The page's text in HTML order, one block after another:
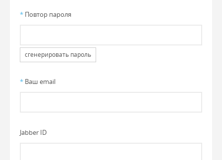
* Повтор пароля
сгенерировать пароль
* Ваш email
Jabber ID